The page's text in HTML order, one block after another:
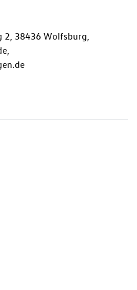
2, 38436 Wolfsburg,